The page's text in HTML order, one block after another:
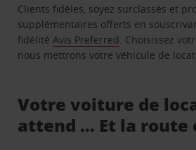
Clients fidèles, soyez surclassés et
supplémentaires offerts en
fidélitéAvis Preferred. Choisissez
nous mettrons votre véhicule de
Votre voiture de
attend … Et la route